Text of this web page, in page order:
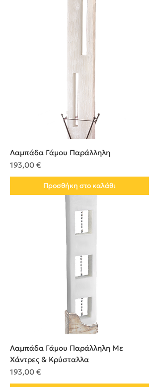
Λαμπάδα Γάμου Παράλληλη
Τιμή
193,00 €
Προσθήκη στο καλάθι
Λαμπάδα Γάμου Παράλληλη Με
Χάντρες & Κρύσταλλα
Τιμή
193,00 €